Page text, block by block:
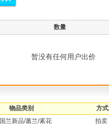
数量
暂没有任何用户出价
物品类别 方式
国兰新品/蕙兰/素花 拍卖